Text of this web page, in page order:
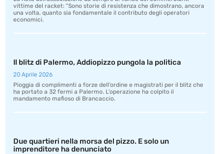
vittime del racket: “Sono storie di resistenza che dimostrano, ancora
una volta, quanto sia fondamentale il contributo degli operatori
economici.
Il blitz di Palermo, Addiopizzo pungola la politica
20 Aprile 2026
Pioggia di complimenti a forze dell’ordine e magistrati per il blitz che
ha portato a 32 fermi a Palermo. L’operazione ha colpito il
mandamento mafioso di Brancaccio.
Due quartieri nella morsa del pizzo. E solo un
imprenditore ha denunciato